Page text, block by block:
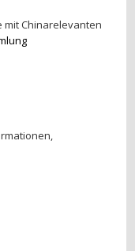
mit Chinarelevanten